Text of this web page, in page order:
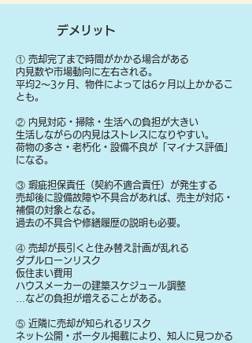
デメリット
① 売却完了まで時間がかかる場合がある
内見数や市場動向に左右される。
平均2〜3ヶ月、物件によっては6ヶ月以上かかるこ
とも。
② 内見対応・掃除・生活への負担が大きい
生活しながらの内見はストレスになりやすい。
荷物の多さ・老朽化・設備不良が「マイナス評価」
になる。
③ 瑕疵担保責任（契約不適合責任）が発生する
売却後に設備故障や不具合があれば、売主が対応・
補償の対象となる。
過去の不具合や修繕履歴の説明も必要。
④ 売却が長引くと住み替え計画が乱れる
ダブルローンリスク
仮住まい費用
ハウスメーカーの建築スケジュール調整
…などの負担が増えることがある。
⑤ 近隣に売却が知られるリスク
ネット公開・ポータル掲載により、知人に見つかる